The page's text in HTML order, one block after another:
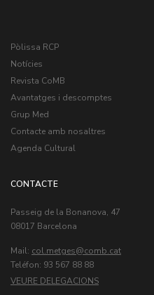
Pòlissa RCP
Notícies
Revista CoMB
Avantatges i descomptes
Grup Med
Contacte amb nosaltres
Agenda Cultural
CONTACTE
Passeig de la Bonanova, 47
08017 Barcelona
Mail: col.metges
Teléfon: 93 567 88 88
VEURE DELEGACIONS